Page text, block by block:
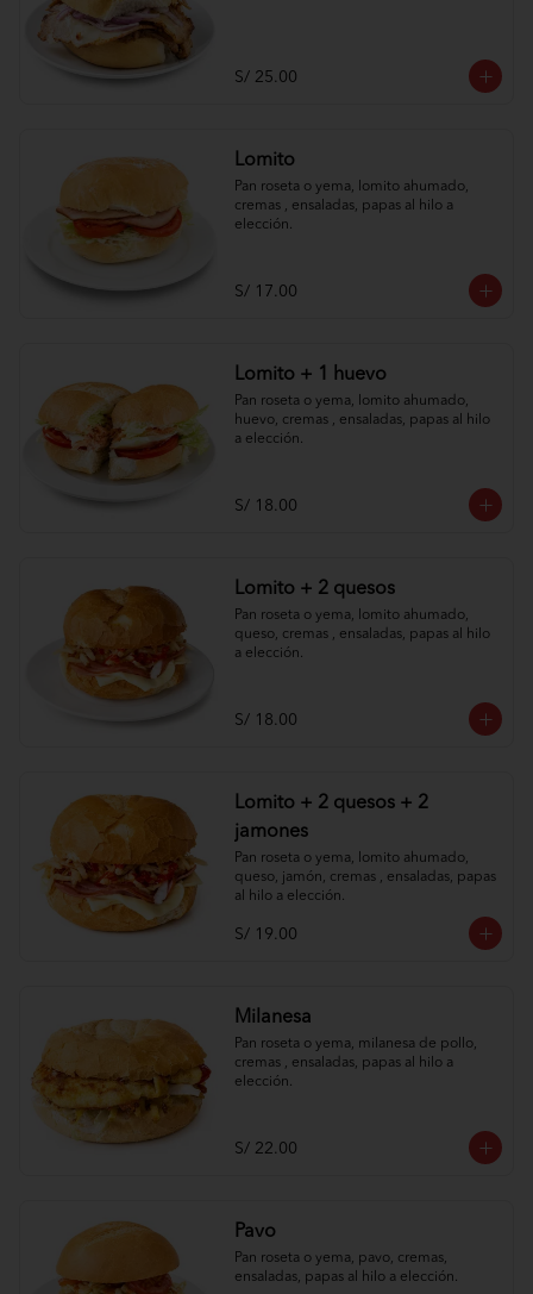
S/ 25.00
Lomito
Pan roseta o yema, lomito ahumado,
cremas , ensaladas, papas al hilo a
elección.
S/ 17.00
Lomito + 1 huevo
Pan roseta o yema, lomito ahumado,
huevo, cremas , ensaladas, papas al hilo
a elección.
S/ 18.00
Lomito + 2 quesos
Pan roseta o yema, lomito ahumado,
queso, cremas , ensaladas, papas al hilo
a elección.
S/ 18.00
Lomito + 2 quesos + 2
jamones
Pan roseta o yema, lomito ahumado,
queso, jamón, cremas , ensaladas, papas
al hilo a elección.
S/ 19.00
Milanesa
Pan roseta o yema, milanesa de pollo,
cremas , ensaladas, papas al hilo a
elección.
S/ 22.00
Pavo
Pan roseta o yema, pavo, cremas,
ensaladas, papas al hilo a elección.